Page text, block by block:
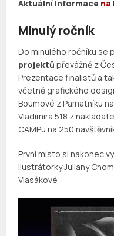
Aktuální informace na
Minulý ročník
Do minulého ročníku se
projektů převážně z
Prezentace finalistů a
včetně grafického
Boumové z Památníku
Vladimira 518 z
CAMPu na 250
První místo si nakonec
ilustrátorky Juliany
Vlasákové: